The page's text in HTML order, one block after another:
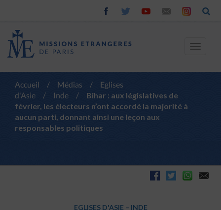
Toggle
Accueil / Médias /
Eglises
d'Asie
/ Inde /
Bihar : aux législatives de
février, les électeurs n’ont accordé la majorité à
aucun parti, donnant ainsi une leçon aux
responsables politiques
EGLISES D'ASIE – INDE